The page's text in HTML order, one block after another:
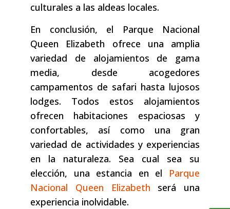
culturales a las aldeas locales.
En conclusión, el Parque Nacional
Queen Elizabeth ofrece una amplia
variedad de alojamientos de gama
media, desde acogedores
campamentos de safari hasta lujosos
lodges. Todos estos alojamientos
ofrecen habitaciones espaciosas y
confortables, así como una gran
variedad de actividades y experiencias
en la naturaleza. Sea cual sea su
elección, una estancia en el Parque
Nacional Queen Elizabeth será una
experiencia inolvidable.